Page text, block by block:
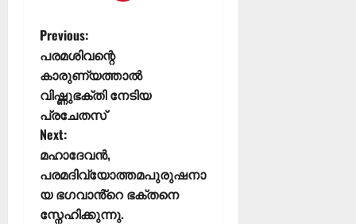
Previous:
പരമശിവന്റെ
കാരുണ്യത്താൽ
വിഷ്ണുഭക്തി നേടിയ
പ്രചേതസ്
Next:
മഹാദേവൻ,
പരമദിവ്യോത്തമപുരുഷനാ
യ ഭഗവാൻ്റെ ഭക്തനെ
സ്നേഹിക്കുന്നു.